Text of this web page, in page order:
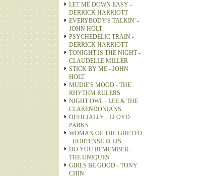
LET ME DOWN EASY -
DERRICK HARRIOTT
EVERYBODY'S TALKIN' -
JOHN HOLT
PSYCHEDELIC TRAIN -
DERRICK HARRIOTT
TONIGHT IS THE NIGHT -
CLAUDELLE MILLER
STICK BY ME - JOHN
HOLT
MUDIE'S MOOD - THE
RHYTHM RULERS
NIGHT OWL - LEE & THE
CLARENDONIANS
OFFICIALLY - LLOYD
PARKS
WOMAN OF THE GHETTO
- HORTENSE ELLIS
DO YOU REMEMBER -
THE UNIQUES
GIRLS BE GOOD - TONY
CHIN